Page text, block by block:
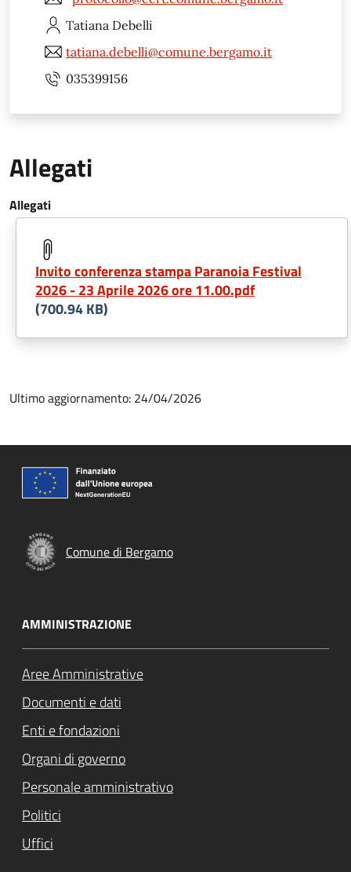
Tatiana Debelli
tatiana.debelli@comune.bergamo.it
035399156
Allegati
Allegati
Invito conferenza stampa Paranoia Festival
2026 - 23 Aprile 2026 ore 11.00.pdf
(700.94 KB)
Ultimo aggiornamento: 24/04/2026
Comune di Bergamo
AMMINISTRAZIONE
Aree Amministrative
Documenti e dati
Enti e fondazioni
Organi di governo
Personale amministrativo
Politici
Uffici